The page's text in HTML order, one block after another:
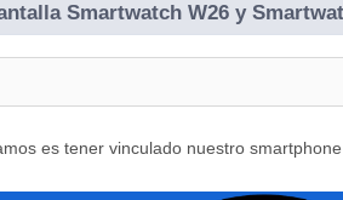
Smartwatch W26 y
es tener vinculado nuestro